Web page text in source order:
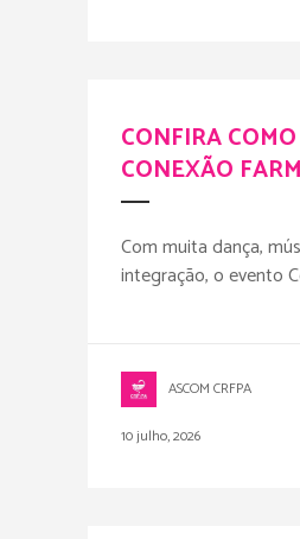
CONFIRA
CONEXÃO
Com muita dança,
integração, o evento
ASCOM CRFPA
10 julho, 2026